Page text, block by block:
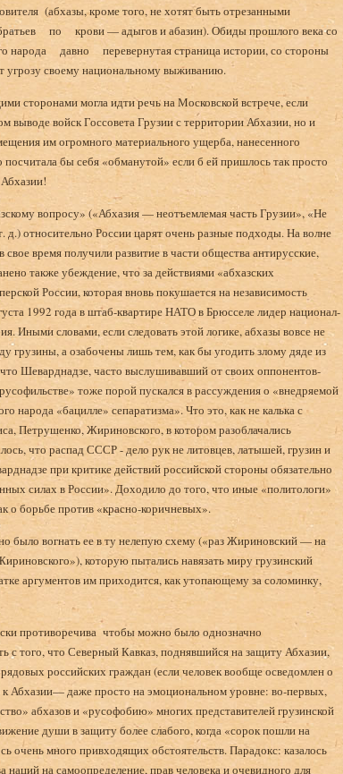
(абха­зы, кроме того, не хотят быть отрезанными
братьев по крови — адыгов и абазин). Обиды прошлого века со
народа давно перевернутая страница истории, со стороны
своему национальному выживанию.
сторонами могла идти речь на Московской встрече, если
выводе войск Госсовета Грузии с территории Абхазии, но и
им огромного мате­риального ущерба, нанесенного
бы себя «обманутой» если б ей пришлось так просто
вопросу» («Абхазия — неотъемлемая часть Грузии», «Не
д.) относительно России царят очень разные подходы. На волне
время получили развитие в части общества антирусские,
также убеждение, что за действиями «абхазских
России, которая вновь покушается на независимость
1992 года в штаб-квартире НАТО в Брюсселе лидер национал-
Иными словами, если следовать этой логике, абхазы вовсе не
грузины, а озабочены лишь тем, как бы угодить злому дяде из
Ше­варднадзе, часто выслушивавший от своих оппонентов-
тоже порой пускался в рассуждения о «внедряемой
народа «бацилле» сепаратизма». Что это, как не калька с
Петрушенко, Жириновско­го, в котором разоблачались
что распад СССР - дело рук не литовцев, латышей, грузин и
при критике действий российской стороны обязательно
силах в России». Доходило до того, что иные «политологи»
о борьбе против «красно-коричневых».
было вогнать ее в ту нелепую схему («раз Жириновский — на
которую пытались навязать миру грузинский
аргументов им прихо­дится, как утопающему за соломинку,
про­тиворечива чтобы можно было однозначно
с того, что Северный Кавказ, поднявшийся на защиту Абхазии,
российских граждан (если человек вообще осведомлен о
Абхазии— даже просто на эмоциональ­ном уровне: во-первых,
абхазов и «русофобию» многих представите­лей грузинской
души в защиту более слабого, когда «сорок пошли на
очень много привходящих обстоятельств. Парадокс: казалось
на са­моопределение, прав человека и очевидного для